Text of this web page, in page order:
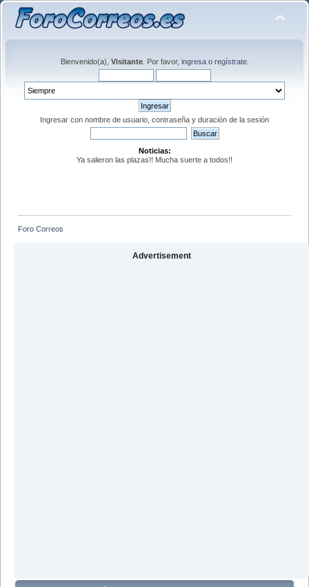
Bienvenido(a), Visitante. Por favor, ingresao regístrate.
Ingresar con nombre de usuario, contraseña y duración de la sesión
Noticias:
Ya salieron las plazas!! Mucha suerte a todos!!
Foro Correos
Advertisement